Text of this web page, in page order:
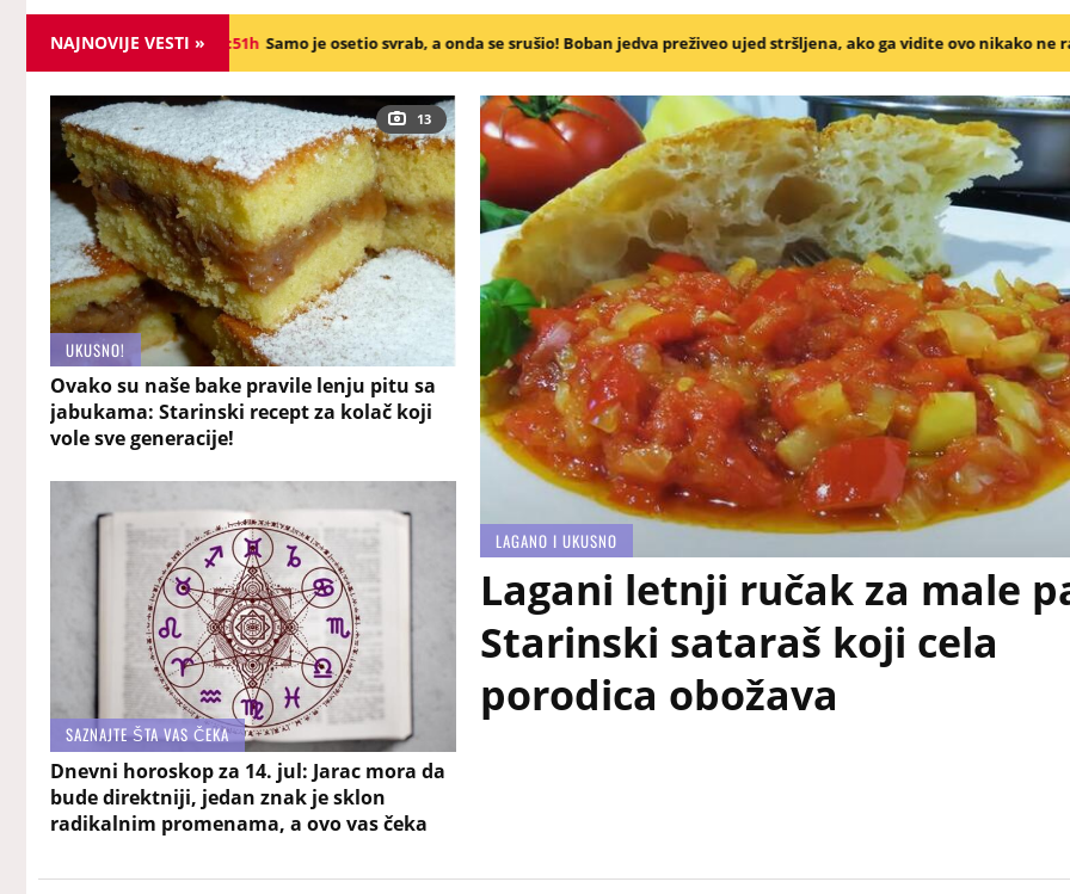
NAJNOVIJE VESTI »
21:51h Samo je osetio svrab, a onda se srušio! Boban jedva preživeo ujed stršljena, ako ga vidite ovo nikako ne radite 21:41h
13
UKUSNO!
Ovako su naše bake pravile lenju pitu sa
jabukama: Starinski recept za kolač koji
vole sve generacije!
SAZNAJTE ŠTA VAS ČEKA
Dnevni horoskop za 14. jul: Jarac mora da
bude direktniji, jedan znak je sklon
radikalnim promenama, a ovo vas čeka
LAGANO I UKUSNO
Lagani letnji ručak za male
Starinski sataraš koji cela
porodica obožava